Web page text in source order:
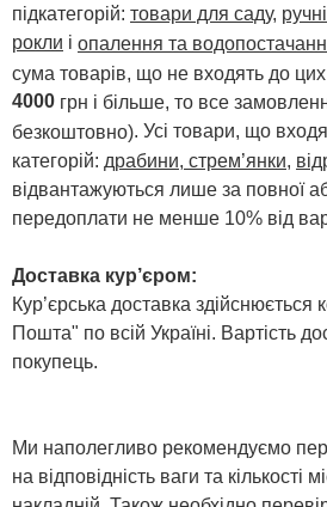
підкатегорій: товари для саду,
рокли і опалення та
сума товарів, що не входять до
4000 грн і більше, то все
безкоштовно). Усі товари, що
категорій: драбини, стрем’янки,
відвантажуються лише за повної
передоплати не менше 10% від
Доставка кур’єром:
Кур’єрська доставка
Пошта" по всій Україні. Вартість
покупець.
Ми наполегливо рекомендуємо
на відповідність ваги та кількості